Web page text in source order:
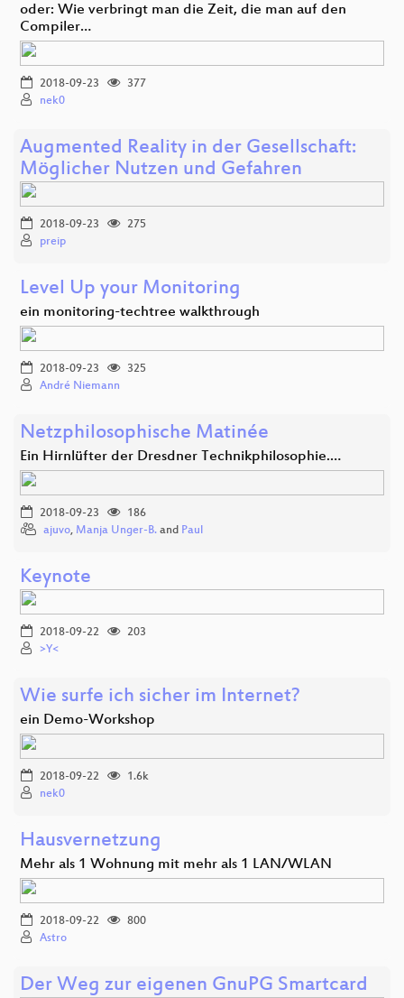
oder: Wie verbringt man die Zeit, die man auf den
Compiler…
2018-09-23
377
nek0
Augmented Reality in der Gesellschaft:
Möglicher Nutzen und Gefahren
2018-09-23
275
preip
Level Up your Monitoring
ein monitoring-techtree walkthrough
2018-09-23
325
André Niemann
Netzphilosophische Matinée
Ein Hirnlüfter der Dresdner Technikphilosophie.…
2018-09-23
186
ajuvo, Manja Unger-B. and Paul
Keynote
2018-09-22
203
>Y<
Wie surfe ich sicher im Internet?
ein Demo-Workshop
2018-09-22
1.6k
nek0
Hausvernetzung
Mehr als 1 Wohnung mit mehr als 1 LAN/WLAN
2018-09-22
800
Astro
Der Weg zur eigenen GnuPG Smartcard